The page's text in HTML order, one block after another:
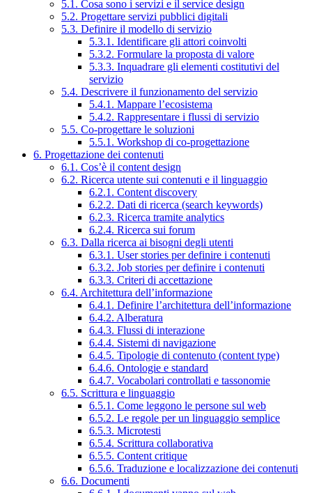
5.1. Cosa sono i servizi e il service design
5.2. Progettare servizi pubblici digitali
5.3. Definire il modello di servizio
5.3.1. Identificare gli attori coinvolti
5.3.2. Formulare la proposta di valore
5.3.3. Inquadrare gli elementi costitutivi del
servizio
5.4. Descrivere il funzionamento del servizio
5.4.1. Mappare l’ecosistema
5.4.2. Rappresentare i flussi di servizio
5.5. Co-progettare le soluzioni
5.5.1. Workshop di co-progettazione
6. Progettazione dei contenuti
6.1. Cos’è il content design
6.2. Ricerca utente sui contenuti e il linguaggio
6.2.1. Content discovery
6.2.2. Dati di ricerca (search keywords)
6.2.3. Ricerca tramite analytics
6.2.4. Ricerca sui forum
6.3. Dalla ricerca ai bisogni degli utenti
6.3.1. User stories per definire i contenuti
6.3.2. Job stories per definire i contenuti
6.3.3. Criteri di accettazione
6.4. Architettura dell’informazione
6.4.1. Definire l’architettura dell’informazione
6.4.2. Alberatura
6.4.3. Flussi di interazione
6.4.4. Sistemi di navigazione
6.4.5. Tipologie di contenuto (content type)
6.4.6. Ontologie e standard
6.4.7. Vocabolari controllati e tassonomie
6.5. Scrittura e linguaggio
6.5.1. Come leggono le persone sul web
6.5.2. Le regole per un linguaggio semplice
6.5.3. Microtesti
6.5.4. Scrittura collaborativa
6.5.5. Content critique
6.5.6. Traduzione e localizzazione dei contenuti
6.6. Documenti